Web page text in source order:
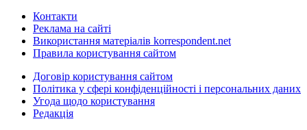
Контакти
Реклама на сайті
Використання матеріалів korrespondent.net
Правила користування сайтом
Договір користування сайтом
Політика у сфері конфіденційності і персональних даних
Угода щодо користування
Редакція